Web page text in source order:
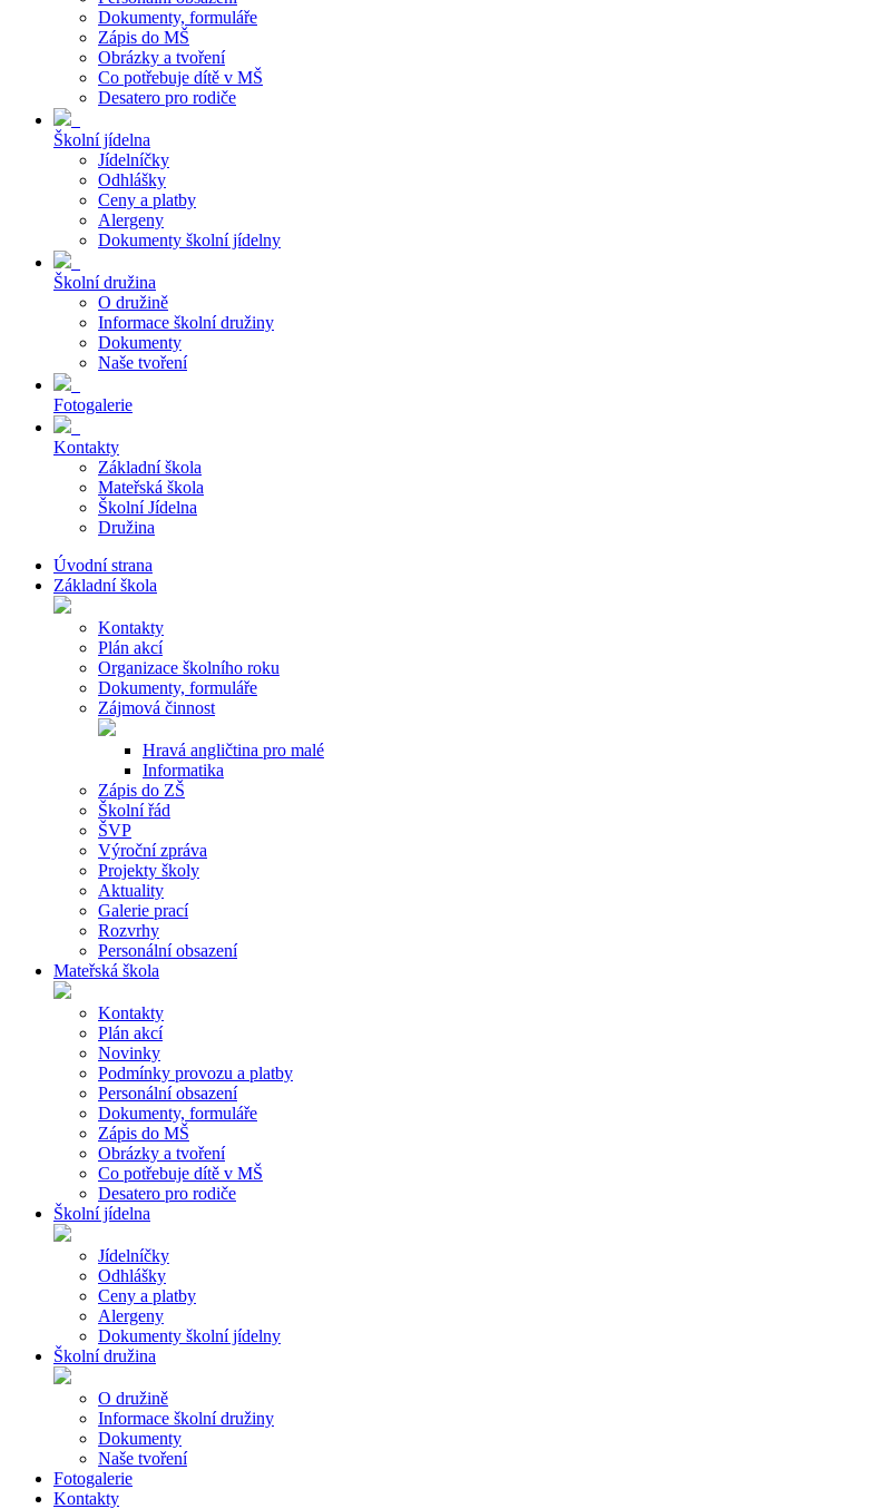
Dokumenty, formuláře
Zápis do MŠ
Obrázky a tvoření
Co potřebuje dítě v MŠ
Desatero pro rodiče
Školní jídelna
Jídelníčky
Odhlášky
Ceny a platby
Alergeny
Dokumenty školní jídelny
Školní družina
O družině
Informace školní družiny
Dokumenty
Naše tvoření
Fotogalerie
Kontakty
Základní škola
Mateřská škola
Školní Jídelna
Družina
Úvodní strana
Základní škola
Kontakty
Plán akcí
Organizace školního roku
Dokumenty, formuláře
Zájmová činnost
Hravá angličtina pro malé
Informatika
Zápis do ZŠ
Školní řád
ŠVP
Výroční zpráva
Projekty školy
Aktuality
Galerie prací
Rozvrhy
Personální obsazení
Mateřská škola
Kontakty
Plán akcí
Novinky
Podmínky provozu a platby
Personální obsazení
Dokumenty, formuláře
Zápis do MŠ
Obrázky a tvoření
Co potřebuje dítě v MŠ
Desatero pro rodiče
Školní jídelna
Jídelníčky
Odhlášky
Ceny a platby
Alergeny
Dokumenty školní jídelny
Školní družina
O družině
Informace školní družiny
Dokumenty
Naše tvoření
Fotogalerie
Kontakty